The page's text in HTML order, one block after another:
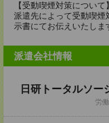
【受動喫煙対策について】
派遣先によって受動喫煙
示書にてお伝えいたしま
派遣会社情報
日研トータルソ
労